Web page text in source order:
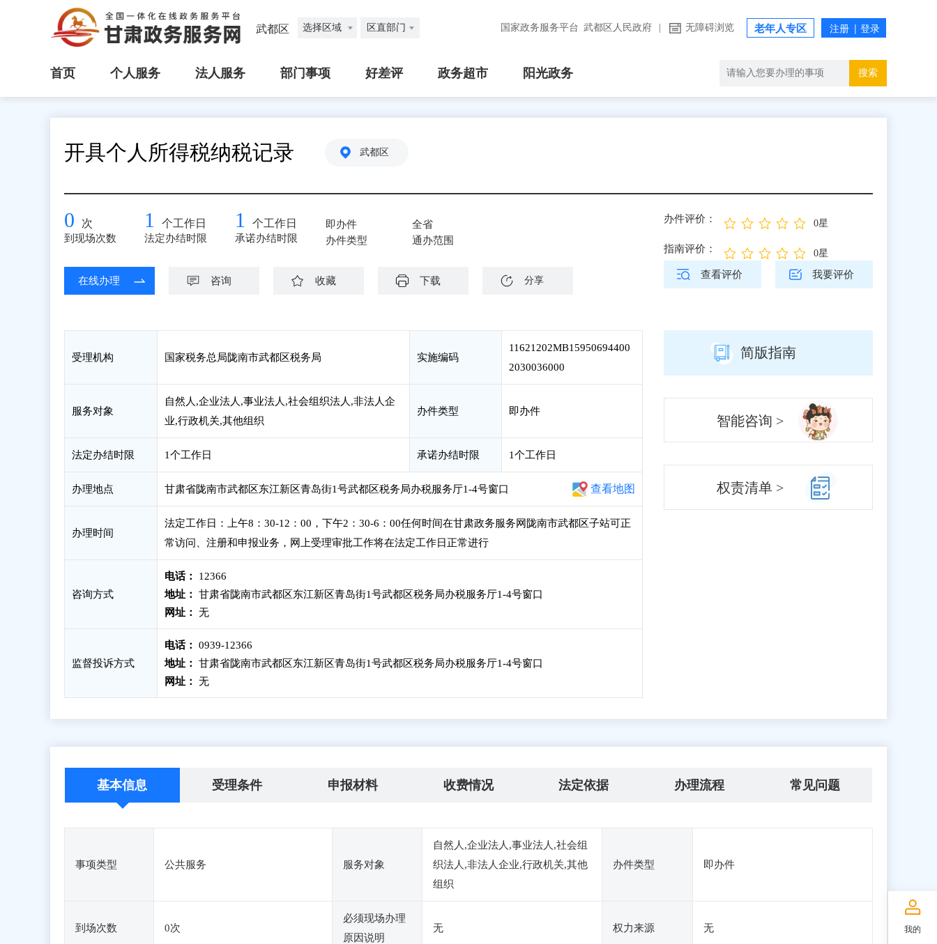
武都区 选择区域 区直部门 国家政务服务平台 武都区人民政府 无障碍浏览 老年人专区
首页 个人服务 法人服务 部门事项 好差评 政务超市 阳光政务 搜索
开具个人所得税纳税记录 武都区
0 次
到现场次数
1 个工作日
法定办结时限
1 个工作日
承诺办结时限
即办件
办件类型
全省
通办范围
在线办理 咨询 收藏 下载 分享
办件评价： 0星
指南评价： 0星
查看评价 我要评价
受理机构 国家税务总局陇南市武都区税务局 实施编码
11621202MB15950694400
2030036000
服务对象
自然人,企业法人,事业法人,社会组织法人,非法人企
业,行政机关,其他组织
办件类型 即办件
法定办结时限 1个工作日 承诺办结时限 1个工作日
办理地点 甘肃省陇南市武都区东江新区青岛街1号武都区税务局办税服务厅1-4号窗口 查看地图
办理时间
法定工作日：上午8：30-12：00，下午2：30-6：00任何时间在甘肃政务服务网陇南市武都区子站可正
常访问、注册和申报业务，网上受理审批工作将在法定工作日正常进行
咨询方式
电话：
12366
地址：
甘肃省陇南市武都区东江新区青岛街1号武都区税务局办税服务厅1-4号窗口
网址：
无
监督投诉方式
电话：
0939-12366
地址：
甘肃省陇南市武都区东江新区青岛街1号武都区税务局办税服务厅1-4号窗口
网址：
无
简版指南
智能咨询 >
权责清单 >
基本信息 受理条件 申报材料 收费情况 法定依据 办理流程 常见问题
事项类型 公共服务 服务对象
自然人,企业法人,事业法人,社会组
织法人,非法人企业,行政机关,其他
组织
办件类型 即办件
到场次数 0次
必须现场办理
原因说明
无 权力来源 无 我的